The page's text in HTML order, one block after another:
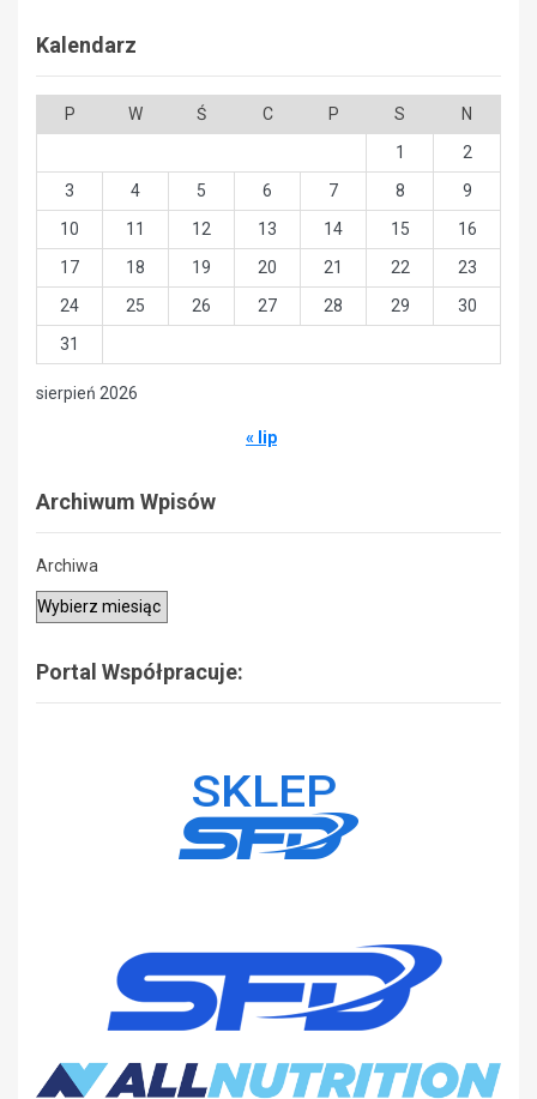
Kalendarz
sierpień 2026
P W Ś C P S
N
1
2
3
4 5 6 7 8
9
10
11 12 13 14 15
16
17
18 19 20 21 22
23
24
25 26 27 28 29
30
31
« lip
Archiwum Wpisów
Archiwa
Portal Współpracuje: